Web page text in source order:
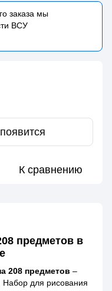
заказа мы
BCУ
К сравнению
предметов в
208 предметов –
Набор для рисования